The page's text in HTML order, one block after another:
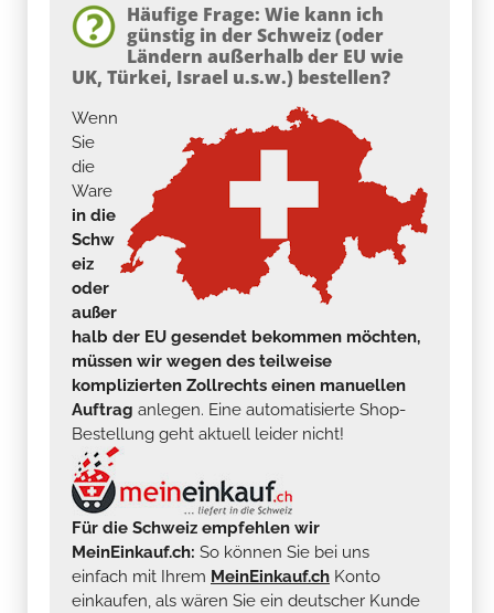
Häufige Frage: Wie kann ich
günstig in der Schweiz (oder
Ländern außerhalb der EU wie
UK, Türkei, Israel u.s.w.) bestellen?
Wenn
Sie
die
Ware
in die
Schw
eiz
oder
außer
halb der EU gesendet bekommen möchten,
müssen wir wegen des teilweise
komplizierten Zollrechts einen manuellen
Auftrag anlegen. Eine automatisierte Shop-
Bestellung geht aktuell leider nicht!
Für die Schweiz empfehlen wir
MeinEinkauf.ch: So können Sie bei uns
einfach mit Ihrem MeinEinkauf.ch Konto
einkaufen, als wären Sie ein deutscher Kunde